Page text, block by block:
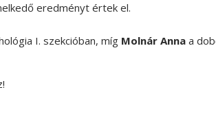
eredményt értek el.
I. szekcióban, míg Molnár Anna a